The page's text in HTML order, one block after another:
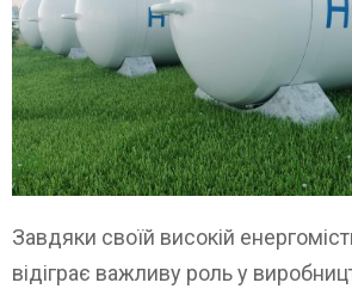
Завдяки своїй високій
відіграє важливу роль у